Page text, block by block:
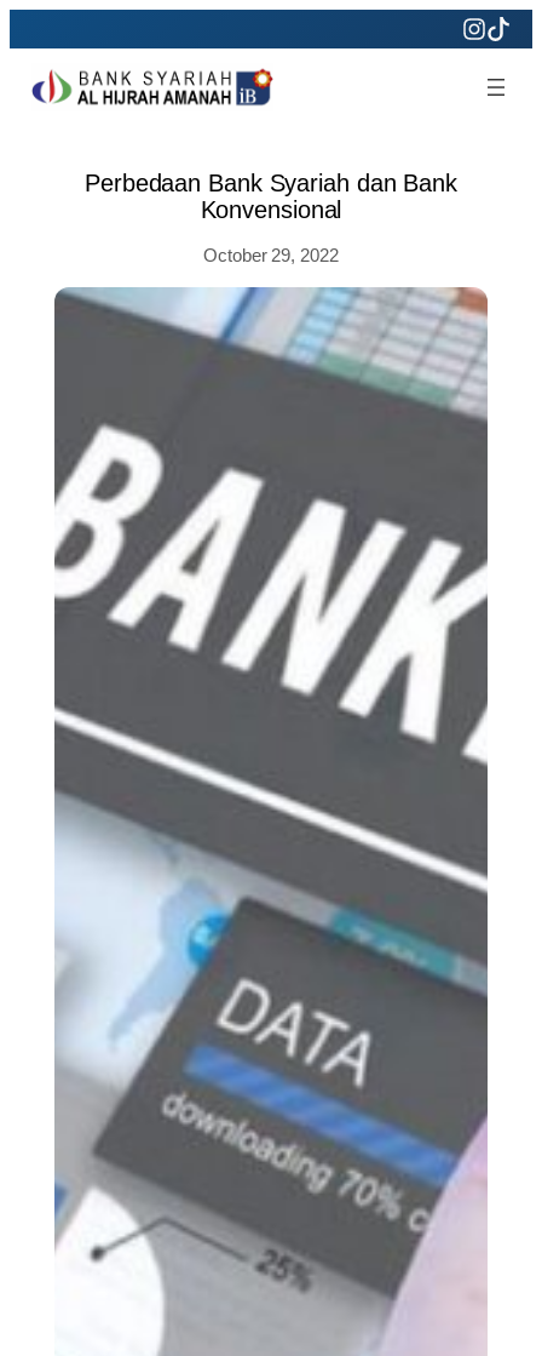
to
content
Perbedaan Bank Syariah dan Bank
Konvensional
October 29, 2022